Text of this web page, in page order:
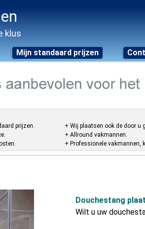
klus
Mijn standaard prijzen
prijzen.
+ Wij plaatsen ook de door u
+ Allround vakmannen.
+ Professionele vakmannen,
Douchestang
Wilt u uw